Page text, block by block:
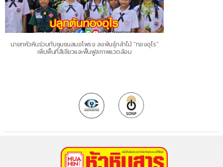
นายกหัวหินร่วมกับชุมชนสมอโพรง ลงพันธุ์กล้าไม้ “ทองอุไร”
เพิ่มพื้นที่สีเขียวและฟื้นฟูสภาพแวดล้อม